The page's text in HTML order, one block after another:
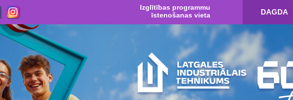
Izglītības programmu
īstenošanas vieta
DAGDA